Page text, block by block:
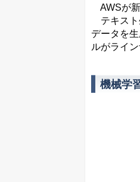
AWSが新
テキスト
データを
ルがライ
機械学